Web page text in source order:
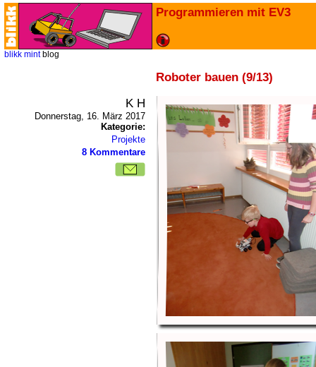
Programmieren mit EV3
blikk mint blog
Roboter bauen (9/13)
K H
Donnerstag, 16. März 2017
Kategorie:
Projekte
8 Kommentare